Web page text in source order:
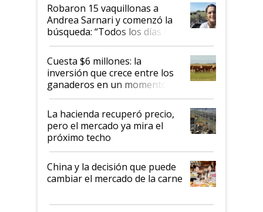
Robaron 15 vaquillonas a
Andrea Sarnari y comenzó la
búsqueda: “Todos los días le
toca a algún productor”
Cuesta $6 millones: la
inversión que crece entre los
ganaderos en un momento
histórico para la actividad
La hacienda recuperó precio,
pero el mercado ya mira el
próximo techo
China y la decisión que puede
cambiar el mercado de la carne